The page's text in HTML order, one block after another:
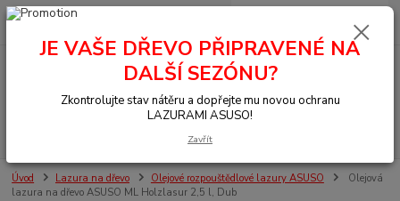
+420 377 441 961 0,00 Kč
Úvod Lazura na dřevo Olejové rozpouštědlové lazury ASUSO
Olejová
lazura na dřevo ASUSO ML Holzlasur 2,5 l, Dub
JE VAŠE DŘEVO PŘIPRAVENÉ NA
DALŠÍ SEZÓNU?
Zkontrolujte stav nátěru a dopřejte mu novou ochranu
LAZURAMI ASUSO!
Zavřít